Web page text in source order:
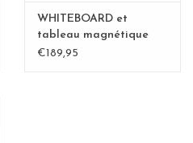
WHITEBOARD et
tableau magnétique
bulle XL
€189,95